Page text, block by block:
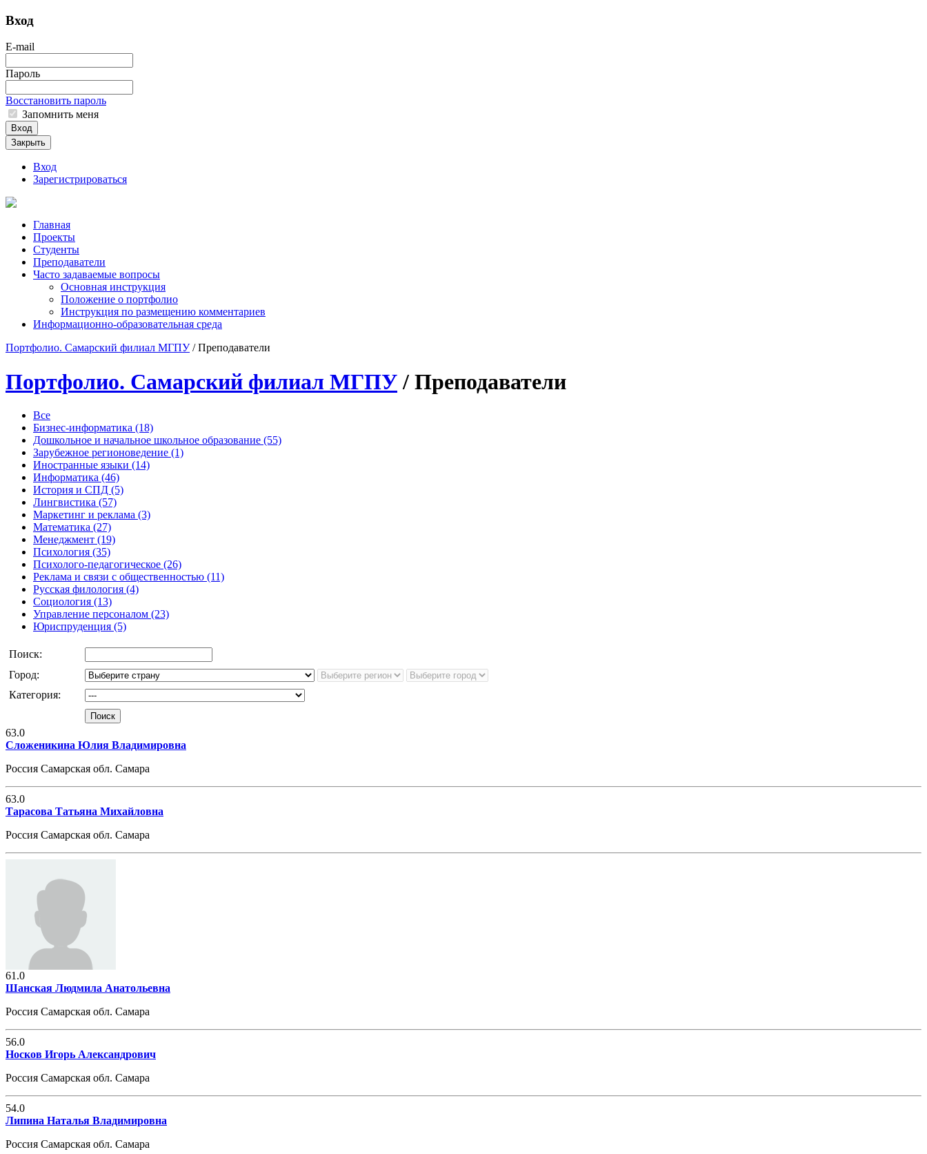
Вход
E-mail
Пароль
Восстановить пароль
Запомнить меня
Вход
Закрыть
Вход
Зарегистрироваться
Главная
Проекты
Студенты
Преподаватели
Часто задаваемые вопросы
Основная инструкция
Положение о портфолио
Инструкция по размещению комментариев
Информационно-образовательная среда
Портфолио. Самарский филиал МГПУ/Преподаватели
Портфолио. Самарский филиал МГПУ / Преподаватели
Все
Бизнес-информатика (18)
Дошкольное и начальное школьное образование (55)
Зарубежное регионоведение (1)
Иностранные языки (14)
Информатика (46)
История и СПД (5)
Лингвистика (57)
Маркетинг и реклама (3)
Математика (27)
Менеджмент (19)
Психология (35)
Психолого-педагогическое (26)
Реклама и связи с общественностью (11)
Русская филология (4)
Социология (13)
Управление персоналом (23)
Юриспруденция (5)
Поиск:
Город:
Категория:
63.0
Cложеникина Юлия Владимировна
Россия Самарская обл. Самара
63.0
Тарасова Татьяна Михайловна
Россия Самарская обл. Самара
61.0
Шанская Людмила Анатольевна
Россия Самарская обл. Самара
56.0
Носков Игорь Александрович
Россия Самарская обл. Самара
54.0
Липина Наталья Владимировна
Россия Самарская обл. Самара